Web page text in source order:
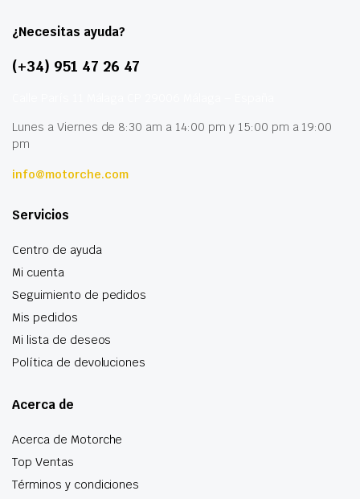
¿Necesitas ayuda?
(+34) 951 47 26 47
Lunes a Viernes de 8:30 am a 14:00 pm y 15:00 pm a 19:00
pm
info@motorche.com
Servicios
Centro de ayuda
Mi cuenta
Seguimiento de pedidos
Mis pedidos
Mi lista de deseos
Política de devoluciones
Acerca de
Acerca de Motorche
Top Ventas
Términos y condiciones